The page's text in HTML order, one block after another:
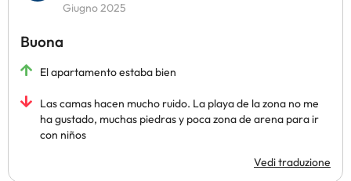
Giugno 2025
Buona
El apartamento estaba bien
Las camas hacen mucho ruido. La playa de la zona no me
ha gustado, muchas piedras y poca zona de arena para ir
con niños
Vedi traduzione